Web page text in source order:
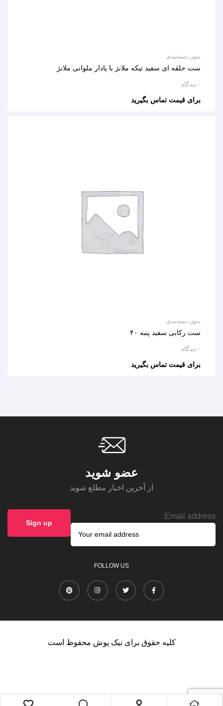
بدون دسته‌بندی
ست حلقه ای سفید تیکه ملانژ با پادار ملوانی ملانژ
۰ دیدگاه
برای قیمت تماس بگیرید
بدون دسته‌بندی
ست رکابی سفید پنبه ۴۰
۰ دیدگاه
برای قیمت تماس بگیرید
عضو شوید
از آخرین اخبار مطلع شوید
Email address:
FOLLOW US
کلیه حقوق برای نیک پوش محفوظ است